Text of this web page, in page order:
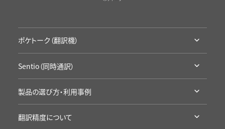
ポケトーク（翻訳機）
アクセサリ・保証
通信SIMの延長
お試し・レンタル
Sentio（同時通訳）
導入事例
製品の選び方・利用事例
翻訳精度について